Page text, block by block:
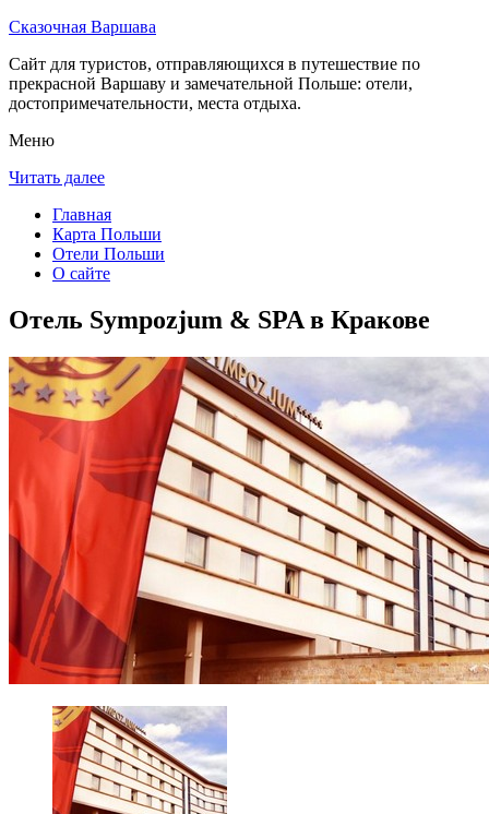
Сказочная Варшава
Сайт для туристов, отправляющихся в путешествие по
прекрасной Варшаву и замечательной Польше: отели,
достопримечательности, места отдыха.
Меню
Читать далее
Главная
Карта Польши
Отели Польши
О сайте
Отель Sympozjum & SPA в Кракове